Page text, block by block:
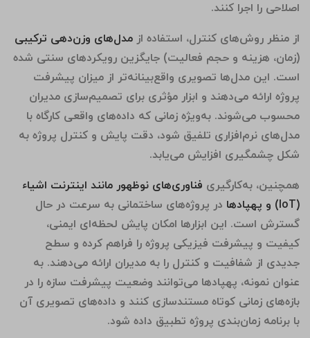
اصلاحی را اجرا کنند.
از منظر روش‌های کنترل، استفاده از مدل‌های وزن‌دهی ترکیبی
(زمان، هزینه و حجم فعالیت) جایگزین رویکردهای سنتی شده
است. این مدل‌ها تصویری واقع‌بینانه‌تر از میزان پیشرفت
پروژه ارائه می‌دهند و ابزار مؤثری برای تصمیم‌سازی مدیران
محسوب می‌شوند. به‌ویژه زمانی که داده‌های واقعی کارگاه با
مدل‌های نرم‌افزاری تلفیق شود، دقت پایش و کنترل پروژه به
شکل چشمگیری افزایش می‌یابد.
همچنین، به‌کارگیری فناوری‌های نوظهور مانند اینترنت اشیاء
(IoT)
و پهپادها در پروژه‌های ساختمانی به سرعت در حال
گسترش است. این ابزارها امکان پایش لحظه‌ای ایمنی،
کیفیت و پیشرفت فیزیکی پروژه را فراهم کرده و سطح
جدیدی از شفافیت و کنترل را به مدیران ارائه می‌دهند. به
عنوان نمونه، پهپادها می‌توانند وضعیت پیشرفت سازه را در
بازه‌های زمانی کوتاه مستندسازی کنند و داده‌های تصویری آن
با برنامه زمان‌بندی پروژه تطبیق داده شود.